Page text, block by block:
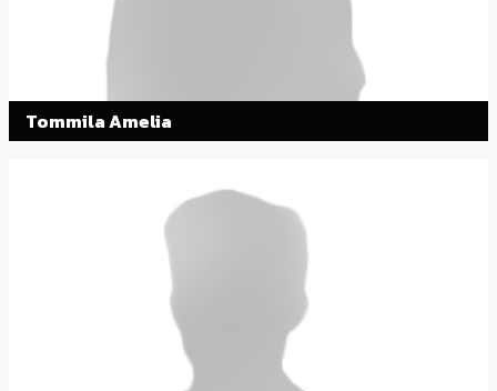
Tommila Amelia